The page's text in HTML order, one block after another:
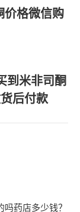
价格微信购
到米非司酮
后付款
药店多少钱？